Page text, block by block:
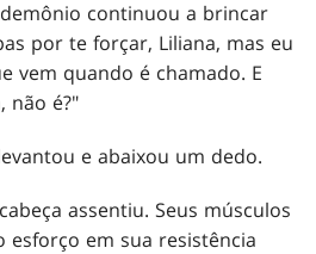
continuou a brincar
por te forçar, Liliana, mas eu
vem quando é chamado. E
não é?"
e abaixou um dedo.
assentiu. Seus músculos
esforço em sua resistência